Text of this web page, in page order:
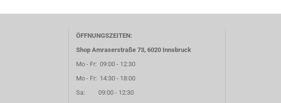
ÖFFNUNGSZEITEN:
Shop Amraserstraße 73, 6020 Innsbruck
Mo - Fr: 09:00 - 12:30
Mo - Fr: 14:30 - 18:00
Sa: 09:00 - 12:30